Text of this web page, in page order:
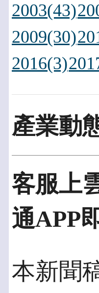
2003(43)
2009(30)
2016(3)
產業動
客服上
通APP
本新聞